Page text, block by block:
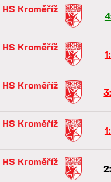
HS Kroměříž
HS Kroměříž
HS Kroměříž
HS Kroměříž
HS Kroměříž